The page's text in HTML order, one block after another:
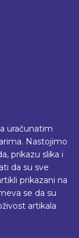
uračunatim
Nastojimo
prikazu slika i
da su sve
prikazani na
se da su
artikala